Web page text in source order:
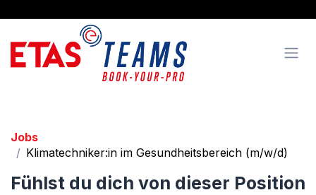
Jobs
Klimatechniker:in im Gesundheitsbereich (m/w/d)
Fühlst du dich von dieser Position